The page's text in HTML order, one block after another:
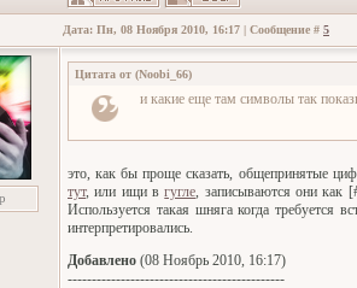
Дата: Пн, 08 Ноября 2010, 16:17 | Сообщение # 5
Цитата от (Noobi_66)
и какие еще там символы так
это, как бы проще сказать, общепринятые
тут, или ищи вгугле, записываются они как
Используется такая шняга когда
интерпретировались.
Добавлено (08 Ноябрь 2010, 16:17)
---------------------------------------------